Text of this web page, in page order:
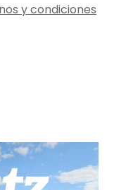
y condiciones